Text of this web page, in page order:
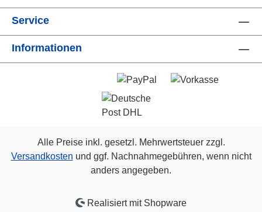
Service
Informationen
Alle Preise inkl. gesetzl. Mehrwertsteuer zzgl.
Versandkosten und ggf. Nachnahmegebühren, wenn nicht
anders angegeben.
Realisiert mit Shopware